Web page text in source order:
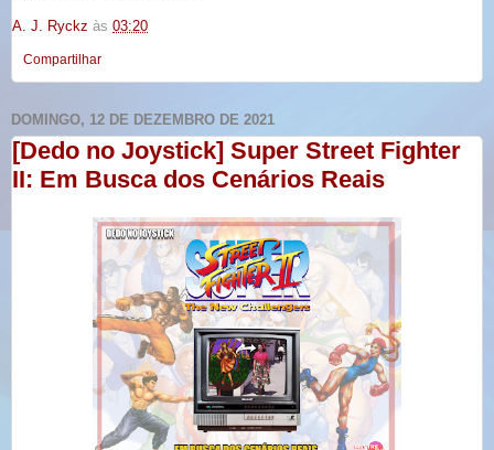
A. J. Ryckz às 03:20
Compartilhar
DOMINGO, 12 DE DEZEMBRO DE 2021
[Dedo no Joystick] Super Street Fighter
II: Em Busca dos Cenários Reais